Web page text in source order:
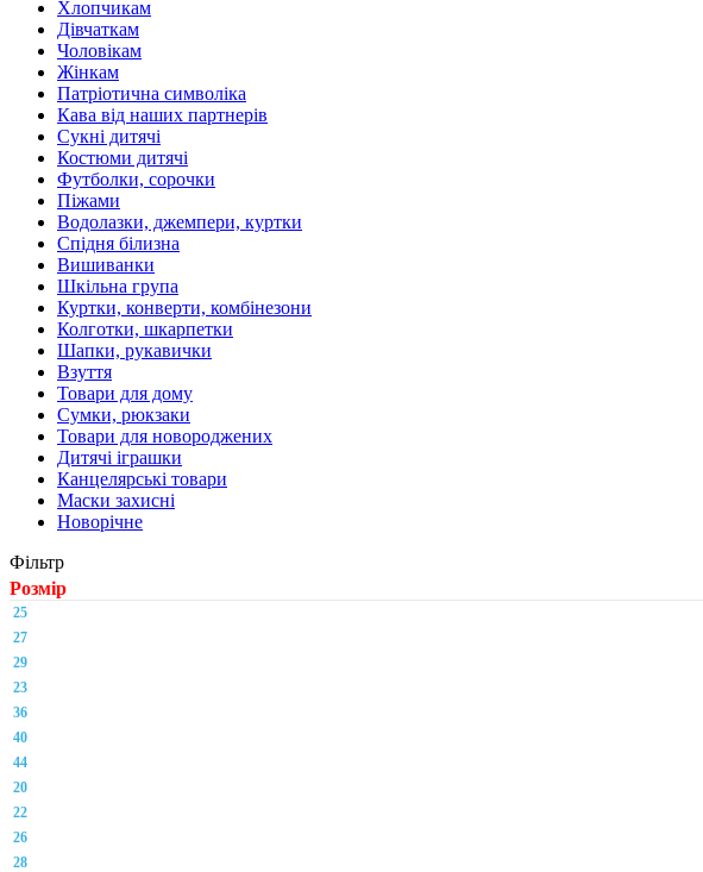
Хлопчикам
Дівчаткам
Чоловікам
Жінкам
Патріотична символіка
Кава від наших партнерів
Сукні дитячі
Костюми дитячі
Футболки, сорочки
Піжами
Водолазки, джемпери, куртки
Спідня білизна
Вишиванки
Шкільна група
Куртки, конверти, комбінезони
Колготки, шкарпетки
Шапки, рукавички
Взуття
Товари для дому
Сумки, рюкзаки
Товари для новороджених
Дитячі іграшки
Канцелярські товари
Маски захисні
Новорічне
Фільтр
Розмір
25
27
29
23
36
40
44
20
22
26
28